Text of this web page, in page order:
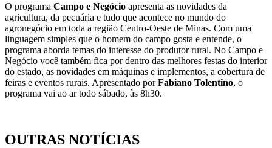
O programa Campo e Negócio apresenta as novidades da
agricultura, da pecuária e tudo que acontece no mundo do
agronegócio em toda a região Centro-Oeste de Minas. Com uma
linguagem simples que o homem do campo gosta e entende, o
programa aborda temas do interesse do produtor rural. No Campo e
Negócio você também fica por dentro das melhores festas do interior
do estado, as novidades em máquinas e implementos, a cobertura de
feiras e eventos rurais. Apresentado porFabiano Tolentino, o
programa vai ao ar todo sábado, às 8h30.
OUTRAS NOTÍCIAS